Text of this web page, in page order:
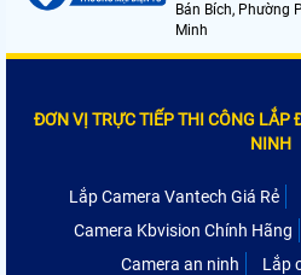
Bán Bích, Phường
Minh
ĐƠN VỊ TRỰC TIẾP THI CÔNG LẮP
NINH
Lắp Camera Vantech Giá Rẻ
Camera Kbvision Chính Hãng
Camera an ninh
Lắp